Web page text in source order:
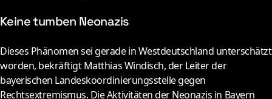
Keine tumben Neonazis
Dieses Phänomen sei gerade in Westdeutschland unterschätzt
worden, bekräftigt Matthias Windisch, der Leiter der
bayerischen Landeskoordinierungsstelle gegen
Rechtsextremismus. Die Aktivitäten der Neonazis in Bayern